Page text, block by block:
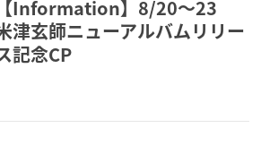
【Information】8/20～23
津玄師ニューアルバムリリー
記念CP